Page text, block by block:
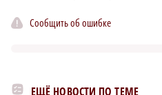
Сообщить об ошибке
ЕЩЁ НОВОСТИ ПО ТЕМЕ